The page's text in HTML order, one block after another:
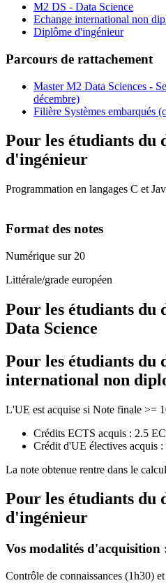
M2 DS - Data Science
Echange international non
Diplôme d'ingénieur
Parcours de rattachement
Master M2 Data Sciences -
décembre)
Filière Systèmes embarqués
Pour les étudiants du
d'ingénieur
Programmation en langages C et
Format des notes
Numérique sur 20
Littérale/grade européen
Pour les étudiants du
Data Science
Pour les étudiants du
international non
L'UE est acquise si Note finale >=
Crédits ECTS acquis : 2.5
Crédit d'UE électives acquis :
La note obtenue rentre dans le
Pour les étudiants du
d'ingénieur
Vos modalités d'acquisition
Contrôle de connaissances (1h30)